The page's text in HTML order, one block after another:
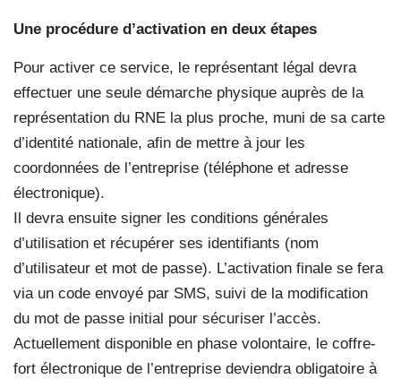
Une procédure d’activation en deux étapes
Pour activer ce service, le représentant légal devra
effectuer une seule démarche physique auprès de la
représentation du RNE la plus proche, muni de sa carte
d’identité nationale, afin de mettre à jour les
coordonnées de l’entreprise (téléphone et adresse
électronique).
Il devra ensuite signer les conditions générales
d’utilisation et récupérer ses identifiants (nom
d’utilisateur et mot de passe). L’activation finale se fera
via un code envoyé par SMS, suivi de la modification
du mot de passe initial pour sécuriser l’accès.
Actuellement disponible en phase volontaire, le coffre-
fort électronique de l’entreprise deviendra obligatoire à